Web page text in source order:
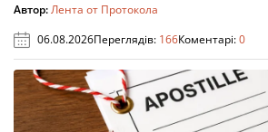
Автор:Лента от Протокола
06.08.2026Переглядів: 166Коментарі:0